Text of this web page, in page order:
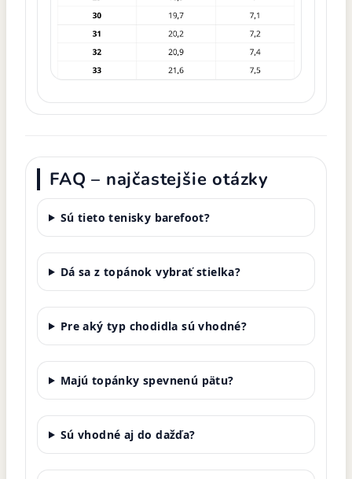
FAQ – najčastejšie otázky
Sú tieto tenisky barefoot?
Dá sa z topánok vybrať stielka?
Pre aký typ chodidla sú vhodné?
Majú topánky spevnenú pätu?
Sú vhodné aj do dažďa?